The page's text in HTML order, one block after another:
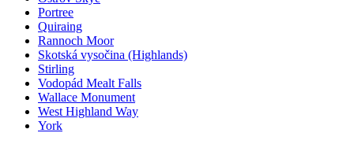
Portree
Quiraing
Rannoch Moor
Skotská vysočina (Highlands)
Stirling
Vodopád Mealt Falls
Wallace Monument
West Highland Way
York